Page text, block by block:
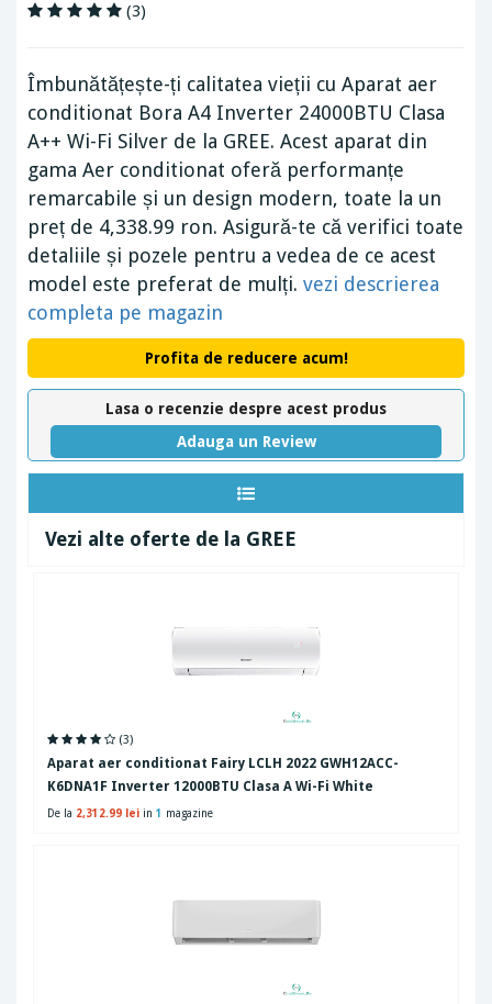
(3)
Îmbunătățește-ți calitatea vieții cu Aparat aer
conditionat Bora A4 Inverter 24000BTU Clasa
A++ Wi-Fi Silver de la GREE. Acest aparat din
gama Aer conditionat oferă performanțe
remarcabile și un design modern, toate la un
preț de 4,338.99 ron. Asigură-te că verifici toate
detaliile și pozele pentru a vedea de ce acest
model este preferat de mulți. vezi descrierea
completa pe magazin
Profita de reducere acum!
Lasa o recenzie despre acest produs
Adauga un Review
Vezi alte oferte de la GREE
(3)
Aparat aer conditionat Fairy LCLH 2022 GWH12ACC-
K6DNA1F Inverter 12000BTU Clasa A Wi-Fi White
De la 2,312.99 lei in 1 magazine